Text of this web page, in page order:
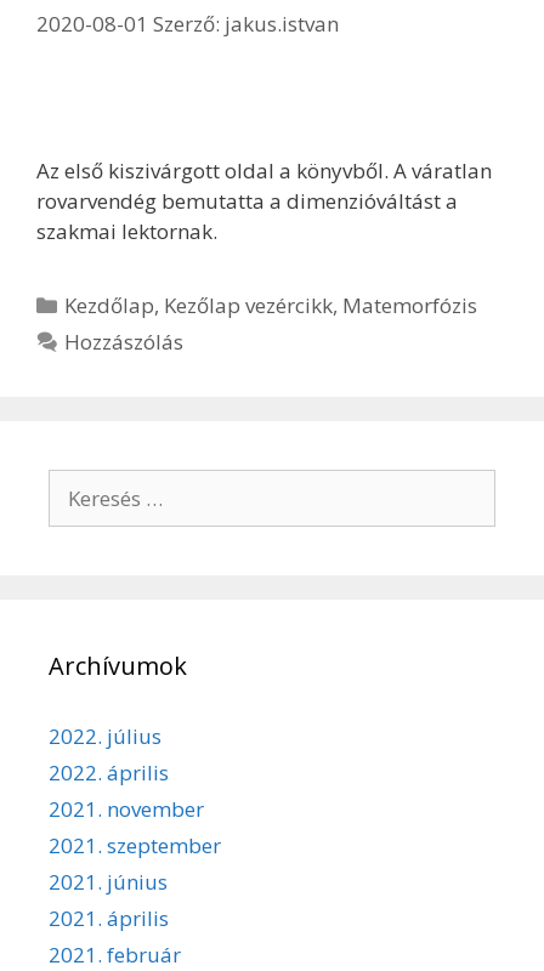
2020-08-01 Szerző: jakus.istvan
Az első kiszivárgott oldal a könyvből. A váratlan
rovarvendég bemutatta a dimenzióváltást a
szakmai lektornak.
Kezdőlap, Kezőlap vezércikk, Matemorfózis
Hozzászólás
Archívumok
2022. július
2022. április
2021. november
2021. szeptember
2021. június
2021. április
2021. február